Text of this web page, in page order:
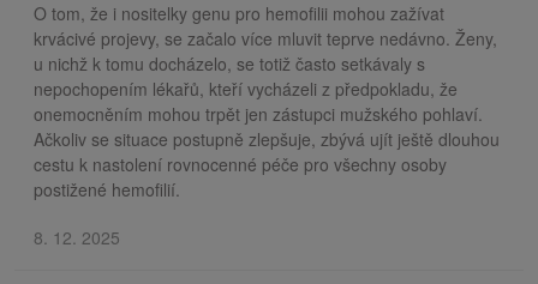
O tom, že i nositelky genu pro hemofilii mohou zažívat
krvácivé projevy, se začalo více mluvit teprve nedávno. Ženy,
u nichž k tomu docházelo, se totiž často setkávaly s
nepochopením lékařů, kteří vycházeli z předpokladu, že
onemocněním mohou trpět jen zástupci mužského pohlaví.
Ačkoliv se situace postupně zlepšuje, zbývá ujít ještě dlouhou
cestu k nastolení rovnocenné péče pro všechny osoby
postižené hemofilií.
8. 12. 2025